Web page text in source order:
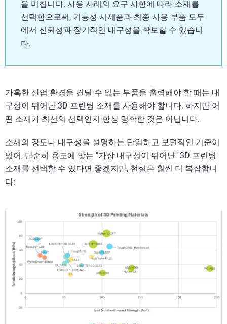
을 미칩니다. 사용 사례의 요구 사항에 따라 소재를
선택함으로써, 기능성 시제품과 최종 사용 부품 모두
에서 신뢰성과 장기적인 내구성을 확보할 수 있습니
다.
가혹한 산업 환경을 견딜 수 있는 부품을 출력해야 할 때는 내
구성이 뛰어난 3D 프린팅 소재를 사용해야 합니다. 하지만 어
떤 소재가 최선의 선택인지 항상 명확한 것은 아닙니다.
소재의 강도나 내구성을 설명하는 단일하고 보편적인 기준이
있어, 단순히 용도에 맞는 "가장 내구성이 뛰어난" 3D 프린팅
소재를 선택할 수 있다면 좋겠지만, 현실은 훨씬 더 복잡합니
다: